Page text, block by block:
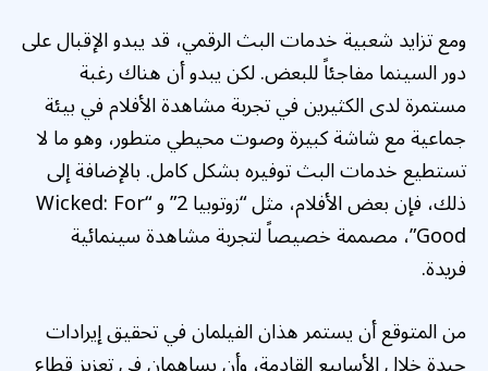
ومع تزايد شعبية خدمات البث الرقمي، قد يبدو الإقبال على
دور السينما مفاجئاً للبعض. لكن يبدو أن هناك رغبة
مستمرة لدى الكثيرين في تجربة مشاهدة الأفلام في بيئة
جماعية مع شاشة كبيرة وصوت محيطي متطور، وهو ما لا
تستطيع خدمات البث توفيره بشكل كامل. بالإضافة إلى
ذلك، فإن بعض الأفلام، مثل “زوتوبيا 2” و “Wicked: For
Good”، مصممة خصيصاً لتجربة مشاهدة سينمائية
فريدة.
من المتوقع أن يستمر هذان الفيلمان في تحقيق إيرادات